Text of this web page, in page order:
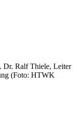
Dr. Ralf Thiele, Leiter
(Foto: HTWK